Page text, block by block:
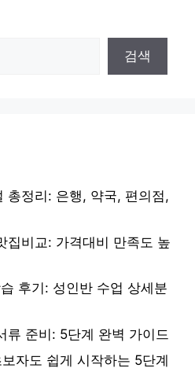
검색
총정리: 은행, 약국, 편의점,
집비교: 가격대비 만족도 높
후기: 성인반 수업 상세분
류 준비: 5단계 완벽 가이드
자도 쉽게 시작하는 5단계